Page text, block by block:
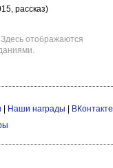
рассказ)
отображаются
Наши награды
ВКонтакте